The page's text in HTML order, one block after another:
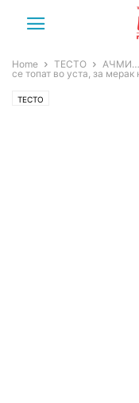
Home ТЕСТО
се топат во уста, за
ТЕСТО